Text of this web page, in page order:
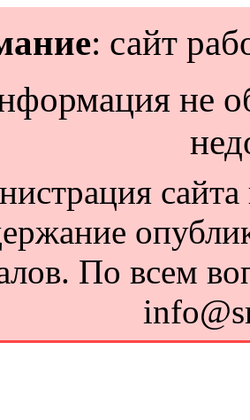
: сайт
не
сайта
По всем